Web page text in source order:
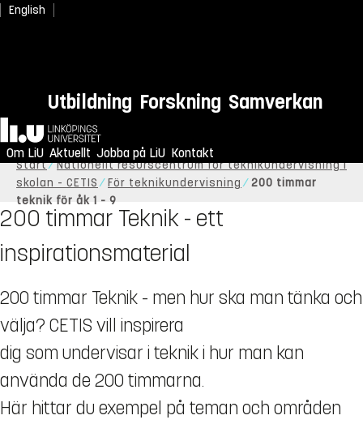
English
Utbildning Forskning Samverkan
Hem
Om LiU Aktuellt Jobba på LiU Kontakt
Start
Nationellt resurscentrum för teknikundervisning i
skolan - CETIS
För teknikundervisning
200 timmar
teknik för åk 1 - 9
200 timmar Teknik - ett
inspirationsmaterial
200 timmar Teknik - men hur ska man tänka och
välja? CETIS vill inspirera
dig som undervisar i teknik i hur man kan
använda de 200 timmarna.
Här hittar du exempel på teman och områden